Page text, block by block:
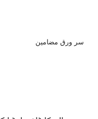
سر ورق مضامین